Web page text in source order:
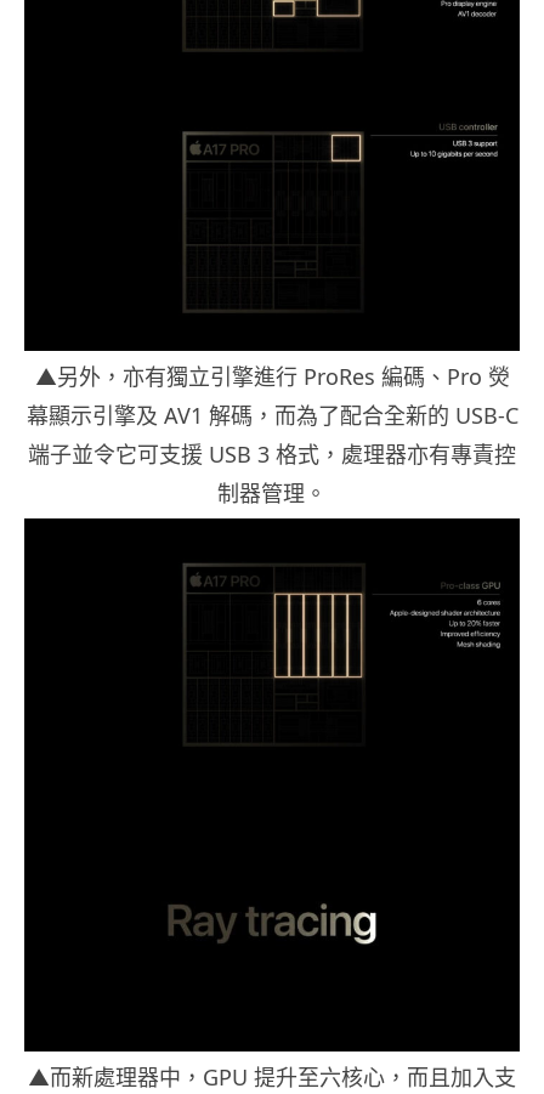
▲另外，亦有獨立引擎進行 ProRes 編碼、Pro 熒
幕顯示引擎及 AV1 解碼，而為了配合全新的 USB-C
端子並令它可支援 USB 3 格式，處理器亦有專責控
制器管理。
▲而新處理器中，GPU 提升至六核心，而且加入支